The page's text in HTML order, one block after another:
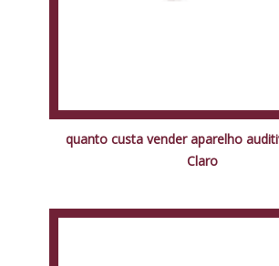
quanto custa vender aparelho
Claro